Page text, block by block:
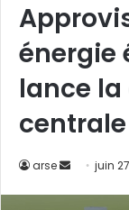
énergie
lance
arse
Envoyer
juin